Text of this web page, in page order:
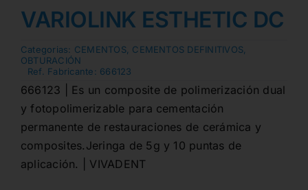
VARIOLINK ESTHETIC DC
Categorias: CEMENTOS, CEMENTOS DEFINITIVOS
OBTURACIÓN
Ref. Fabricante: 666123
666123 | Es un composite de polimerización dual
y fotopolimerizable para cementación
permanente de restauraciones de cerámica y
composites.Jeringa de 5g y 10 puntas de
aplicación. | VIVADENT